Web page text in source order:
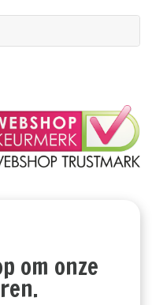
om onze